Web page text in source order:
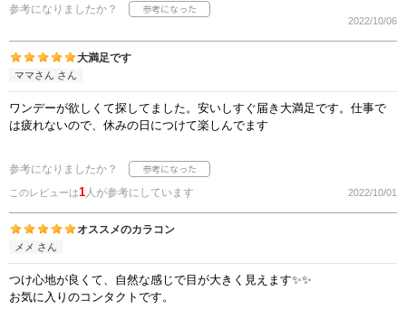
参考になりましたか？
2022/10/06
大満足です
ママさん さん
ワンデーが欲しくて探してました。安いしすぐ届き大満足です。仕事で
は疲れないので、休みの日につけて楽しんでます
参考になりましたか？
このレビューは1人が参考にしています 2022/10/01
オススメのカラコン
メメ さん
つけ心地が良くて、自然な感じで目が大きく見えます✨✨
お気に入りのコンタクトです。